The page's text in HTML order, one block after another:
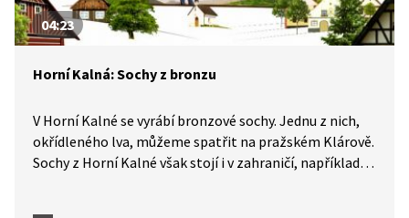
04:23
Horní Kalná: Sochy z bronzu
V Horní Kalné se vyrábí bronzové sochy. Jednu z nich,
okřídleného lva, můžeme spatřit na pražském Klárově.
Sochy z Horní Kalné však stojí i v zahraničí, například